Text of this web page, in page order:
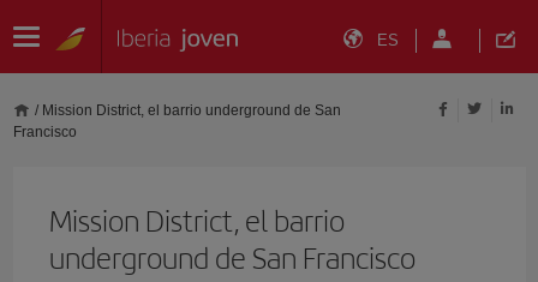
ES
/ Mission District, el barrio underground de San
Francisco
Mission District, el barrio
underground de San Francisco